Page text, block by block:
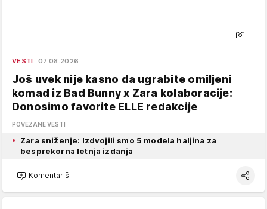
VESTI 07.08.2026.
Još uvek nije kasno da ugrabite omiljeni
komad iz Bad Bunny x Zara kolaboracije:
Donosimo favorite ELLE redakcije
POVEZANE VESTI
Zara sniženje: Izdvojili smo 5 modela haljina za
besprekorna letnja izdanja
Komentariši